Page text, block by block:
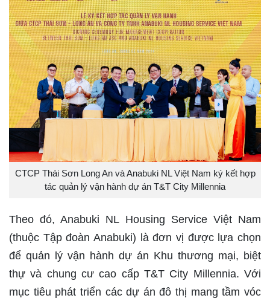
CTCP Thái Sơn Long An và Anabuki NL Việt Nam ký kết hợp
tác quản lý vận hành dự án T&T City Millennia
Theo đó, Anabuki NL Housing Service Việt Nam
(thuộc Tập đoàn Anabuki) là đơn vị được lựa chọn
để quản lý vận hành dự án Khu thương mại, biệt
thự và chung cư cao cấp T&T City Millennia. Với
mục tiêu phát triển các dự án đô thị mang tầm vóc